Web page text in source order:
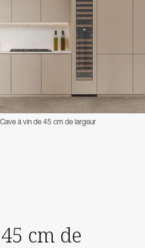
Cave à vin de 45 cm de largeur
cm de